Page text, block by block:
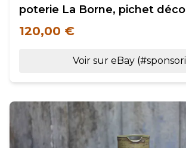
poterie La Borne, pichet
120,00 €
Voir sur eBay